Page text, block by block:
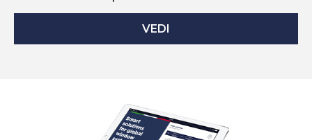
VEDI